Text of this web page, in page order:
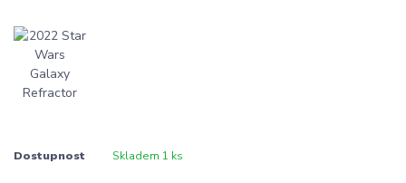
Dostupnost Skladem 1 ks